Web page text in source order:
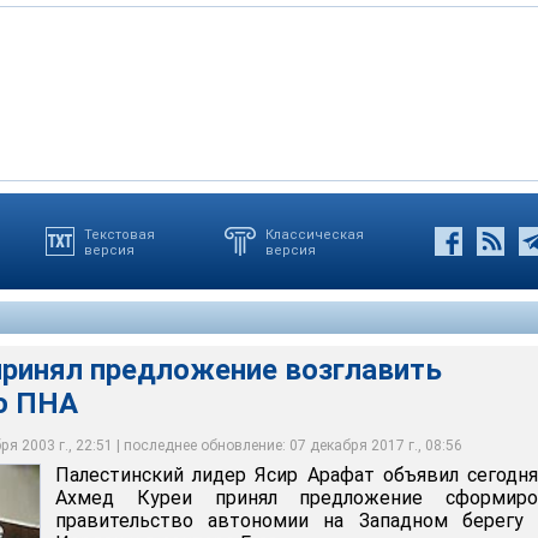
Текстовая
версия
Классическая
версия
предложение возглавить
ПНА
2003 г., 22:51 | последнее обновление: 07 декабря 2017 г., 08:56
Ясир Арафат объявил сегодня, что Ахмед Куреи принял
правительство автономии на Западном берегу реки
освобождения Палестины (ООП) и руководство
решение Арафата назначить спикера палестинского
пост премьер-министра
описывают Ахмеда Куреи как человека лояльного Арафату,
вызов старому лидеру
что для того, чтобы принять это предложение, ему
со стороны США и Европейского союза"
Палестинский лидер Ясир Арафат объявил
Ахмед Куреи принял предложение
правительство автономии на Западном берегу